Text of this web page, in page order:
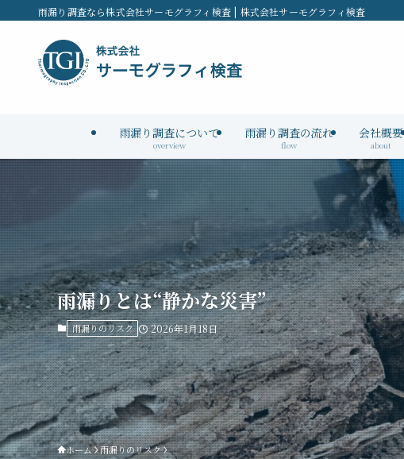
雨漏り調査なら株式会社サーモグラフィ検査 | 株式会社サーモグラフィ検査
雨漏り調査について
overview
雨漏り調査の流れ
flow
会社概要
about
雨漏りとは“静かな災害”
雨漏りのリスク 2026年1月18日
ホーム 雨漏りのリスク